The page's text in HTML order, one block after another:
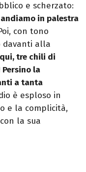
e scherzato:
in palestra
con tono
davanti alla
tre chili di
la
a tanta
è esploso in
e la complicità,
la sua